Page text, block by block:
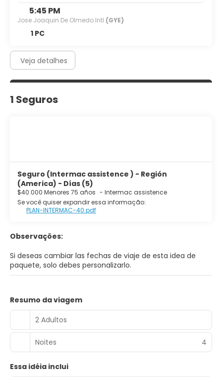
5:45 PM
Jose Joaquin De Olmedo Intl (GYE)
1 PC
Veja detalhes
1 Seguros
Seguro (Intermac assistence ) - Región
(America) - Días (5)
$40.000 Menores 75 años - Intermac assistence
Se você quiser expandir essa informação:
PLAN-INTERMAC-40.pdf
Observações:
Si deseas cambiar las fechas de viaje de esta idea de
paquete, solo debes personalizarlo.
Resumo da viagem
2 Adultos
Noites 4
Essa idéia inclui